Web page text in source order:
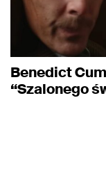
Benedict
“Szalonego